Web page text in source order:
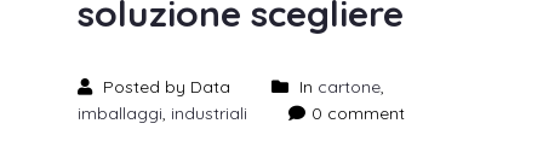
soluzione scegliere
Posted by Data In cartone,
imballaggi, industriali 0 comment